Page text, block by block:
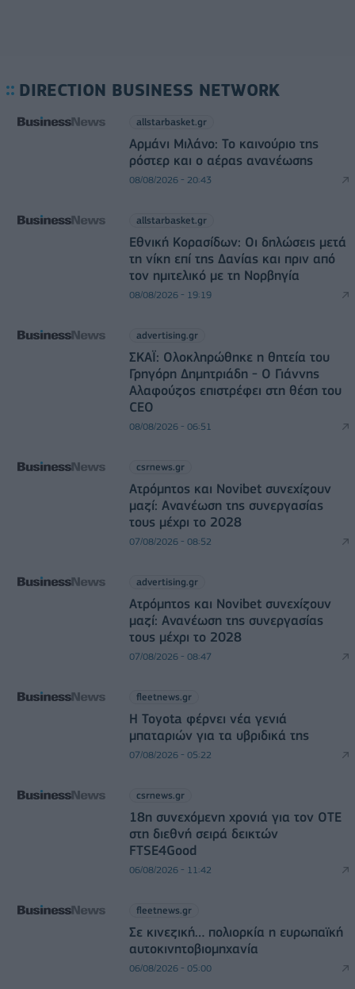
DIRECTION BUSINESS NETWORK
allstarbasket.gr
Αρμάνι Μιλάνο: Το καινούριο της
ρόστερ και ο αέρας ανανέωσης
08/08/2026 - 20:43
allstarbasket.gr
Εθνική Κορασίδων: Οι δηλώσεις μετά
τη νίκη επί της Δανίας και πριν από
τον ημιτελικό με τη Νορβηγία
08/08/2026 - 19:19
advertising.gr
ΣΚΑΪ: Ολοκληρώθηκε η θητεία του
Γρηγόρη Δημητριάδη - Ο Γιάννης
Αλαφούζος επιστρέφει στη θέση του
CEO
08/08/2026 - 06:51
csrnews.gr
Ατρόμητος και Novibet συνεχίζουν
μαζί: Ανανέωση της συνεργασίας
τους μέχρι το 2028
07/08/2026 - 08:52
advertising.gr
Ατρόμητος και Novibet συνεχίζουν
μαζί: Ανανέωση της συνεργασίας
τους μέχρι το 2028
07/08/2026 - 08:47
fleetnews.gr
Η Toyota φέρνει νέα γενιά
μπαταριών για τα υβριδικά της
07/08/2026 - 05:22
csrnews.gr
18η συνεχόμενη χρονιά για τον ΟΤΕ
στη διεθνή σειρά δεικτών
FTSE4Good
06/08/2026 - 11:42
fleetnews.gr
Σε κινεζική… πολιορκία η ευρωπαϊκή
αυτοκινητοβιομηχανία
06/08/2026 - 05:00